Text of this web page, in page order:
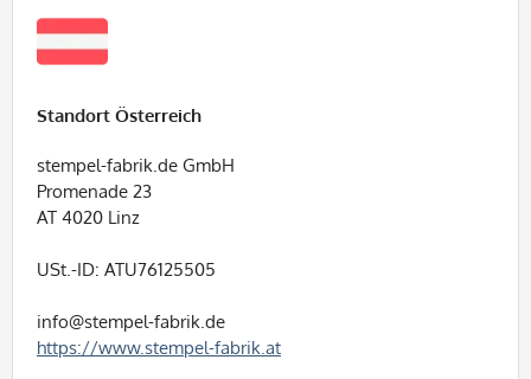
Standort Österreich
stempel-fabrik.de GmbH
Promenade 23
AT 4020 Linz
USt.-ID: ATU76125505
info@stempel-fabrik.de
https://www.stempel-fabrik.at